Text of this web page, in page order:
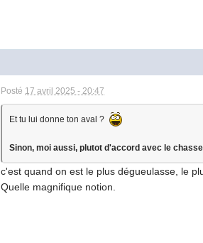
Posté 17 avril 2025 - 20:47
Et tu lui donne ton aval ?
Sinon, moi aussi, plutot d'accord avec le
c'est quand on est le plus dégueulasse, le
Quelle magnifique notion.